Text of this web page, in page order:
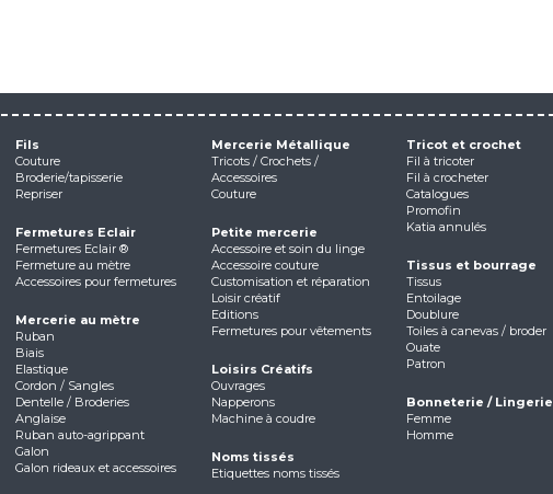
Fils
Couture
Broderie/tapisserie
Repriser
Fermetures Eclair
Fermetures Eclair ®
Fermeture au mètre
Accessoires pour fermetures
Mercerie au mètre
Ruban
Biais
Elastique
Cordon / Sangles
Dentelle / Broderies
Anglaise
Ruban auto-agrippant
Galon
Galon rideaux et accessoires
Mercerie Métallique
Tricots / Crochets /
Accessoires
Couture
Petite mercerie
Accessoire et soin du linge
Accessoire couture
Customisation et réparation
Loisir créatif
Editions
Fermetures pour vêtements
Loisirs Créatifs
Ouvrages
Napperons
Machine à coudre
Noms tissés
Etiquettes noms tissés
Tricot et crochet
Fil à tricoter
Fil à crocheter
Catalogues
Promofin
Katia annulés
Tissus et bourrage
Tissus
Entoilage
Doublure
Toiles à canevas / broder
Ouate
Patron
Bonneterie / Lingerie
Femme
Homme